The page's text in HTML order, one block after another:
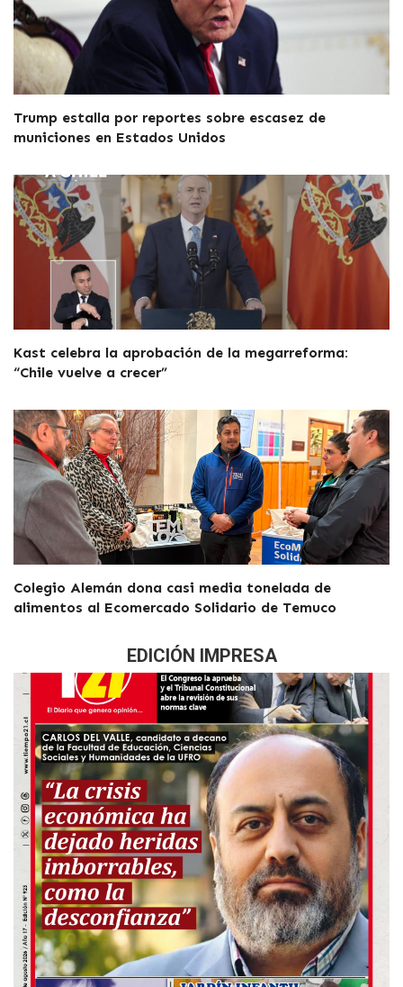
Trump estalla por reportes sobre escasez de
municiones en Estados Unidos
Kast celebra la aprobación de la megarreforma:
“Chile vuelve a crecer”
Colegio Alemán dona casi media tonelada de
alimentos al Ecomercado Solidario de Temuco
EDICIÓN IMPRESA